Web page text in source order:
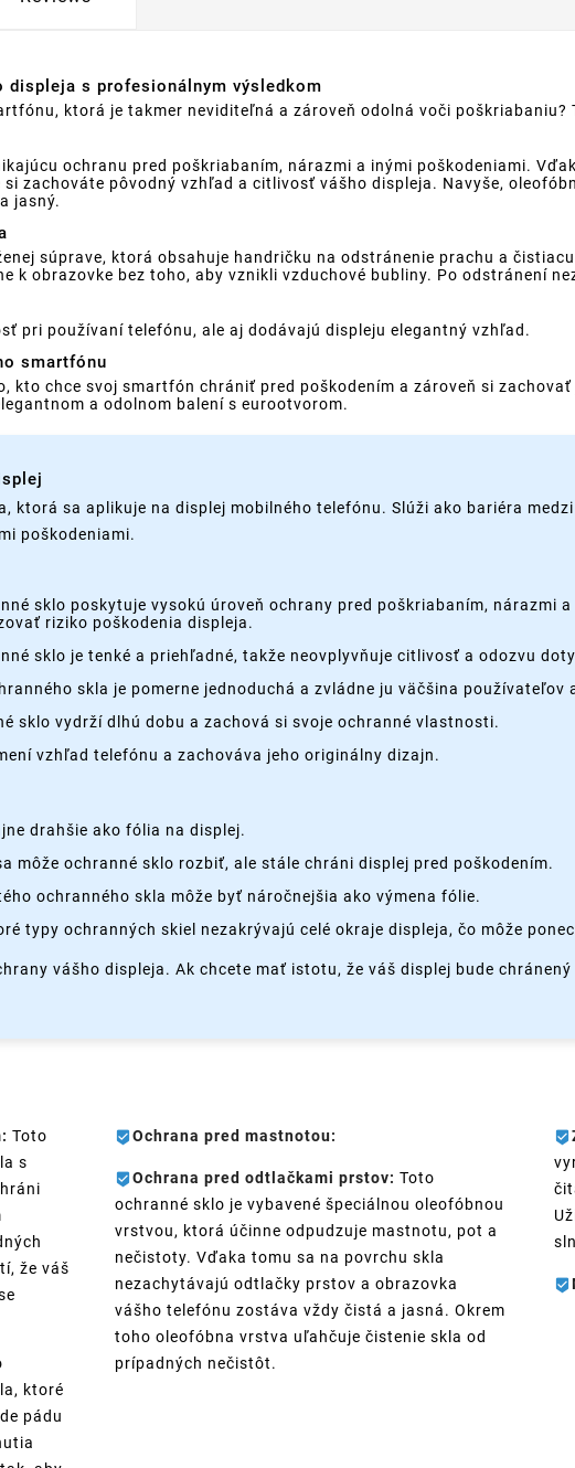
displeja s profesionálnym výsledkom
ktorá je takmer neviditeľná a zároveň odolná voči poškriabaniu?
ochranu pred poškriabaním, nárazmi a inými poškodeniami.
zachováte pôvodný vzhľad a citlivosť vášho displeja. Navyše,
jasný.
súprave, ktorá obsahuje handričku na odstránenie prachu a
k obrazovke bez toho, aby vznikli vzduchové bubliny. Po odstránení
pri používaní telefónu, ale aj dodávajú displeju elegantný vzhľad.
smartfónu
kto chce svoj smartfón chrániť pred poškodením a zároveň si
a odolnom balení s eurootvorom.
ktorá sa aplikuje na displej mobilného telefónu. Slúži ako bariéra
poškodeniami.
sklo poskytuje vysokú úroveň ochrany pred poškriabaním, nárazmi
riziko poškodenia displeja.
sklo je tenké a priehľadné, takže neovplyvňuje citlivosť a odozvu
skla je pomerne jednoduchá a zvládne ju väčšina používateľov
sklo vydrží dlhú dobu a zachová si svoje ochranné vlastnosti.
vzhľad telefónu a zachováva jeho originálny dizajn.
drahšie ako fólia na displej.
môže ochranné sklo rozbiť, ale stále chráni displej pred poškodením.
ochranného skla môže byť náročnejšia ako výmena fólie.
typy ochranných skiel nezakrývajú celé okraje displeja, čo môže
vášho displeja. Ak chcete mať istotu, že váš displej bude
Toto
s
že váš
ktoré
pádu
Ochrana pred mastnotou:
Ochrana pred odtlačkami prstov: Toto
ochranné sklo je vybavené špeciálnou oleofóbnou
vrstvou, ktorá účinne odpudzuje mastnotu, pot a
nečistoty. Vďaka tomu sa na povrchu skla
nezachytávajú odtlačky prstov a obrazovka
vášho telefónu zostáva vždy čistá a jasná. Okrem
toho oleofóbna vrstva uľahčuje čistenie skla od
prípadných nečistôt.